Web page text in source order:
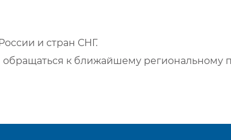
и стран СНГ.
обращаться к ближайшему